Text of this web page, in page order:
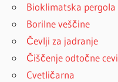
Bioklimatska pergola
Borilne veščine
Čevlji za jadranje
Čiščenje odtočne cevi
Cvetličarna